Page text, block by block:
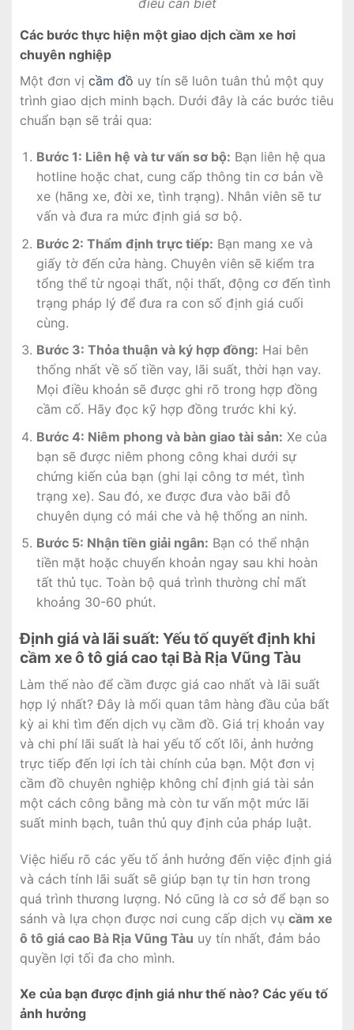
điều cần biết
Các bước thực hiện một giao dịch cầm xe hơi
chuyên nghiệp
Một đơn vị cầm đồ uy tín sẽ luôn tuân thủ một quy
trình giao dịch minh bạch. Dưới đây là các bước tiêu
chuẩn bạn sẽ trải qua:
Bước 1: Liên hệ và tư vấn sơ bộ: Bạn liên hệ qua
hotline hoặc chat, cung cấp thông tin cơ bản về
xe (hãng xe, đời xe, tình trạng). Nhân viên sẽ tư
vấn và đưa ra mức định giá sơ bộ.
Bước 2: Thẩm định trực tiếp: Bạn mang xe và
giấy tờ đến cửa hàng. Chuyên viên sẽ kiểm tra
tổng thể từ ngoại thất, nội thất, động cơ đến tình
trạng pháp lý để đưa ra con số định giá cuối
cùng.
Bước 3: Thỏa thuận và ký hợp đồng: Hai bên
thống nhất về số tiền vay, lãi suất, thời hạn vay.
Mọi điều khoản sẽ được ghi rõ trong hợp đồng
cầm cố. Hãy đọc kỹ hợp đồng trước khi ký.
Bước 4: Niêm phong và bàn giao tài sản: Xe của
bạn sẽ được niêm phong công khai dưới sự
chứng kiến của bạn (ghi lại công tơ mét, tình
trạng xe). Sau đó, xe được đưa vào bãi đỗ
chuyên dụng có mái che và hệ thống an ninh.
Bước 5: Nhận tiền giải ngân: Bạn có thể nhận
tiền mặt hoặc chuyển khoản ngay sau khi hoàn
tất thủ tục. Toàn bộ quá trình thường chỉ mất
khoảng 30-60 phút.
Định giá và lãi suất: Yếu tố quyết định khi
cầm xe ô tô giá cao tại Bà Rịa Vũng Tàu
Làm thế nào để cầm được giá cao nhất và lãi suất
hợp lý nhất? Đây là mối quan tâm hàng đầu của bất
kỳ ai khi tìm đến dịch vụ cầm đồ. Giá trị khoản vay
và chi phí lãi suất là hai yếu tố cốt lõi, ảnh hưởng
trực tiếp đến lợi ích tài chính của bạn. Một đơn vị
cầm đồ chuyên nghiệp không chỉ định giá tài sản
một cách công bằng mà còn tư vấn một mức lãi
suất minh bạch, tuân thủ quy định của pháp luật.
Việc hiểu rõ các yếu tố ảnh hưởng đến việc định giá
và cách tính lãi suất sẽ giúp bạn tự tin hơn trong
quá trình thương lượng. Nó cũng là cơ sở để bạn so
sánh và lựa chọn được nơi cung cấp dịch vụ cầm xe
ô tô giá cao Bà Rịa Vũng Tàu uy tín nhất, đảm bảo
quyền lợi tối đa cho mình.
Xe của bạn được định giá như thế nào? Các yếu tố
ảnh hưởng